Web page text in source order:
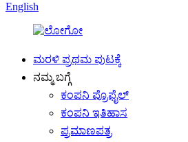
English
ಮರಳಿ ಪ್ರಥಮ ಪುಟಕ್ಕೆ
ನಮ್ಮ ಬಗ್ಗೆ
ಕಂಪನಿ ಪ್ರೊಫೈಲ್
ಕಂಪನಿ ಇತಿಹಾಸ
ಪ್ರಮಾಣಪತ್ರ